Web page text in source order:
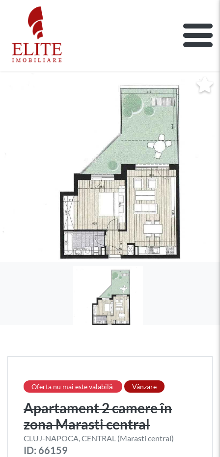
ELITE IMOBILIARE
Main Nav
Oferta nu mai este valabilă Vânzare
Apartament 2 camere în
zona Marasti central
CLUJ-NAPOCA, CENTRAL (Marasti central)
ID: 66159